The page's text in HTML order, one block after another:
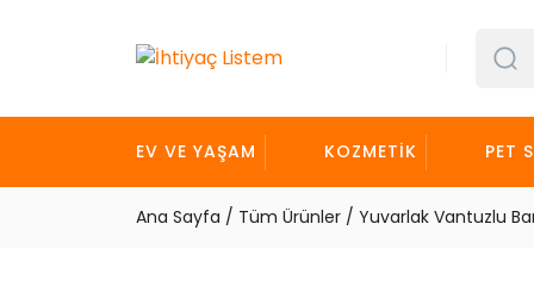
EV VE YAŞAM KOZMETIK PET
Ana Sayfa / Tüm Ürünler / Yuvarlak Vantuzlu